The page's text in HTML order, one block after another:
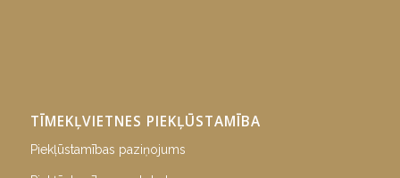
TĪMEKĻVIETNES PIEKĻŪSTAMĪBA
Piekļūstamības paziņojums